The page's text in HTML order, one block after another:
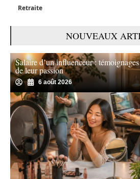
Retraite
NOUVEAUX
Salaire d’un influenceur :
de leur passion
6 août 2026